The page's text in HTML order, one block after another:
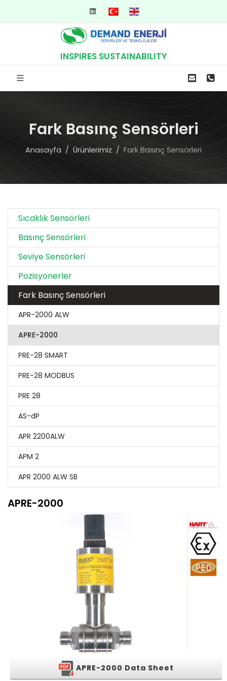
TR EN
INSPIRES SUSTAINABILITY
Fark Basınç Sensörleri
Anasayfa Ürünlerimiz Fark Basınç Sensörleri
Sıcaklık Sensörleri
Basınç Sensörleri
Seviye Sensörleri
Pozisyonerler
Fark Basınç Sensörleri
APR-2000 ALW
APRE-2000
PRE-28 SMART
PRE-28 MODBUS
PRE 28
AS-dP
APR 2200ALW
APM 2
APR 2000 ALW SB
APRE-2000
APRE-2000 Data Sheet